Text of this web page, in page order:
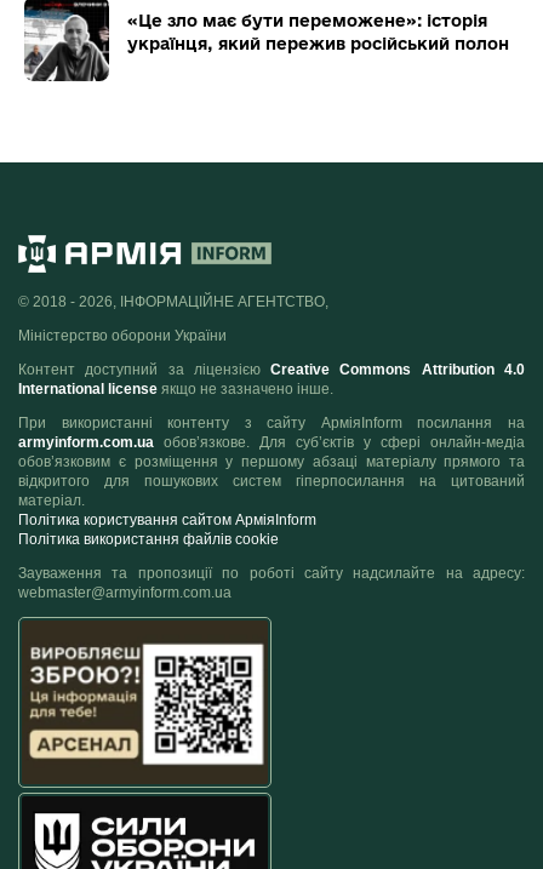
«Це зло має бути переможене»: історія
українця, який пережив російський полон
© 2018 - 2026, ІНФОРМАЦІЙНЕ АГЕНТСТВО,
Міністерство оборони України
Контент доступний за ліцензієюCreative Commons Attribution 4.0
International license якщо не зазначено інше.
При використанні контенту з сайту АрміяInform посилання на
armyinform.com.ua обов’язкове. Для суб’єктів у сфері онлайн-медіа
обов’язковим є розміщення у першому абзаці матеріалу прямого та
відкритого для пошукових систем гіперпосилання на цитований
матеріал.
Політика користування сайтом АрміяInform
Політика використання файлів cookie
Зауваження та пропозиції по роботі сайту надсилайте на адресу:
webmaster@armyinform.com.ua